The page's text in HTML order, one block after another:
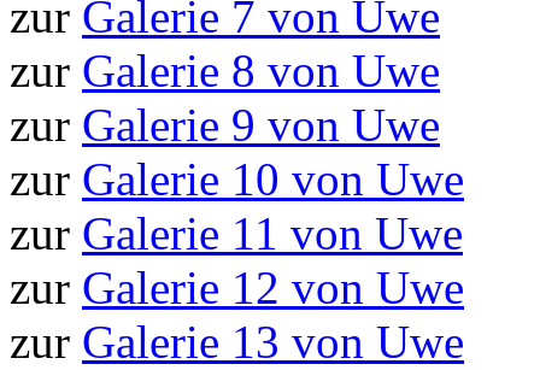
zur Galerie 7 von Uwe
zur Galerie 8 von Uwe
zur Galerie 9 von Uwe
zur Galerie 10 von Uwe
zur Galerie 11 von Uwe
zur Galerie 12 von Uwe
zur Galerie 13 von Uwe